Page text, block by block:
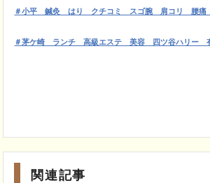
＃小平 鍼灸 はり クチコミ スゴ腕 肩コリ 腰痛
＃茅ケ崎 ランチ 高級エステ 美容 四ツ谷ハリー
関連記事